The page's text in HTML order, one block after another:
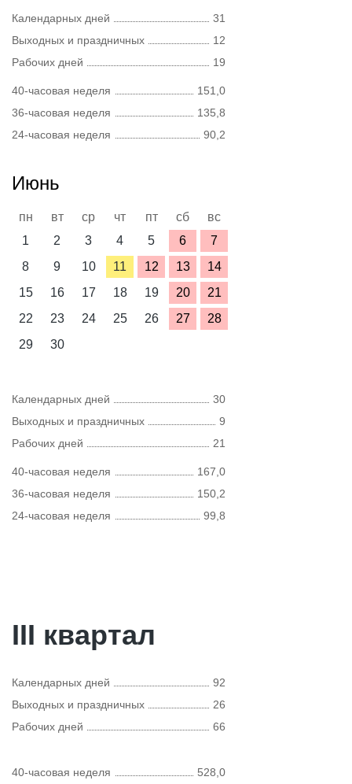
Календарных дней
31
Выходных и праздничных
12
Рабочих дней
19
40-часовая неделя
151,0
36-часовая неделя
135,8
24-часовая неделя
90,2
Июнь
пн вт ср чт пт сб
вс
1
2 3 4 5 6
7
8
9 10 11 12 13
14
15
16 17 18 19 20
21
22
23 24 25 26 27
28
29
30
Календарных дней
30
Выходных и праздничных
9
Рабочих дней
21
40-часовая неделя
167,0
36-часовая неделя
150,2
24-часовая неделя
99,8
III квартал
Календарных дней
92
Выходных и праздничных
26
Рабочих дней
66
40-часовая неделя 528,0